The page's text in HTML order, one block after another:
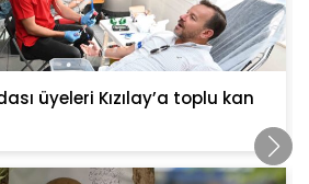
üyeleri Kızılay’a toplu kan